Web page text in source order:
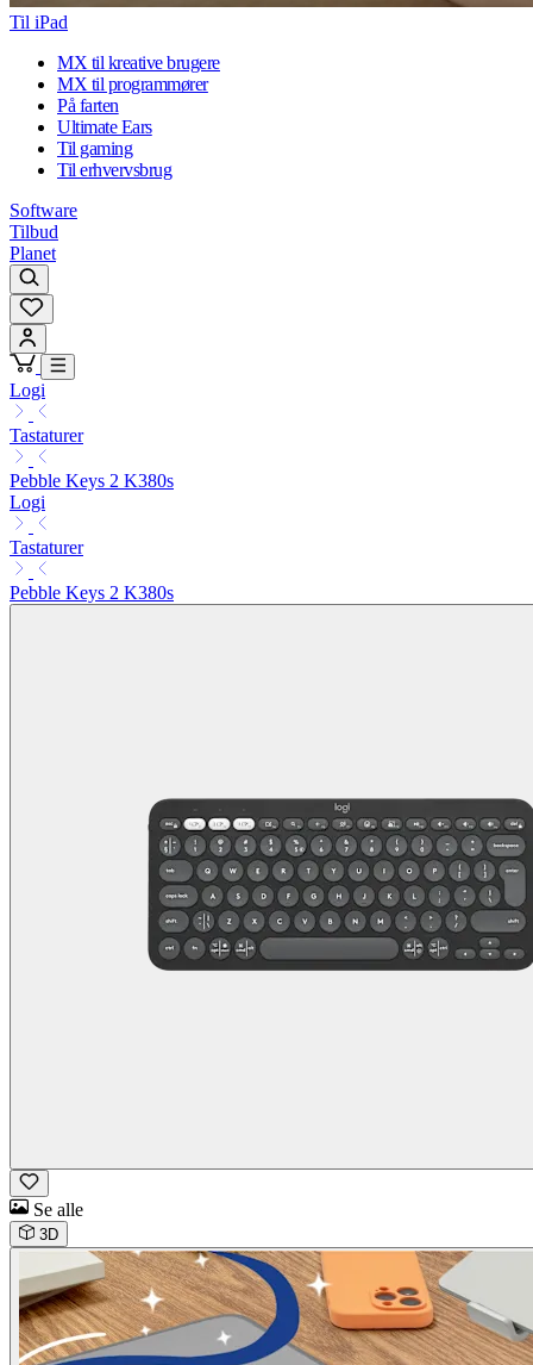
Til iPad
MX til kreative brugere
MX til programmører
På farten
Ultimate Ears
Til gaming
Til erhvervsbrug
Software
Tilbud
Planet
Logi
Tastaturer
Pebble Keys 2 K380s
Logi
Tastaturer
Pebble Keys 2 K380s
Se alle
3D